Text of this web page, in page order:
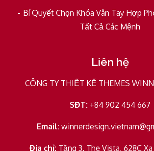
Bí Quyết Chọn Khóa Vân Tay Hợp
Tất Cả Các Mệnh
Liên hệ
CÔNG TY THIẾT KẾ THEMES
SĐT: +84 902 454 667
Email:
Địa chỉ: Tầng 3, The Vista, 628C